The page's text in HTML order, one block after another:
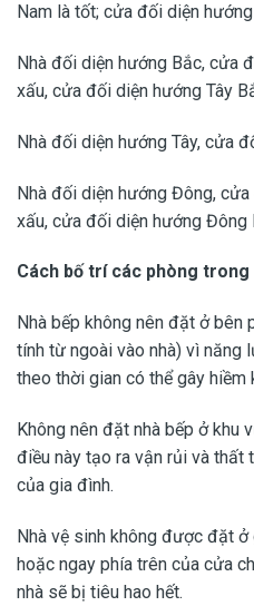
Nam là tốt; cửa đối diện
Nhà đối diện hướng Bắc, cửa
xấu, cửa đối diện hướng Tây
Nhà đối diện hướng Tây, cửa
Nhà đối diện hướng Đông,
xấu, cửa đối diện hướng Đông
Cách bố trí các phòng trong
Nhà bếp không nên đặt ở bên
tính từ ngoài vào nhà) vì
theo thời gian có thể gây hiềm
Không nên đặt nhà bếp ở khu
điều này tạo ra vận rủi và thất
của gia đình.
Nhà vệ sinh không được đặt
hoặc ngay phía trên của cửa
nhà sẽ bị tiêu hao hết.